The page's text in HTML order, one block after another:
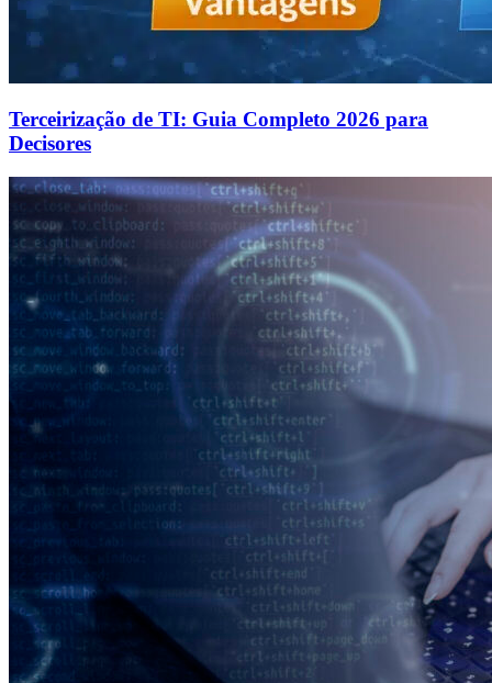
Terceirização de TI: Guia Completo 2026 para
Decisores